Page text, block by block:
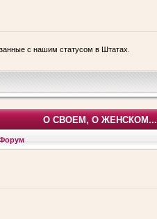
с нашим статусом в Штатах.
О СВОЕМ, О ЖЕНСКОМ...